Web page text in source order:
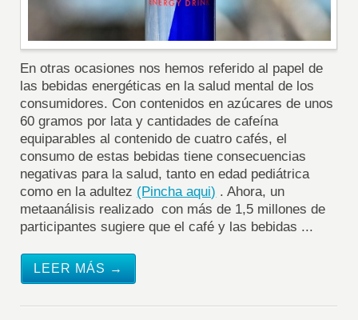
En otras ocasiones nos hemos referido al papel de
las bebidas energéticas en la salud mental de los
consumidores. Con contenidos en azúcares de unos
60 gramos por lata y cantidades de cafeína
equiparables al contenido de cuatro cafés, el
consumo de estas bebidas tiene consecuencias
negativas para la salud, tanto en edad pediátrica
como en la adultez (Pincha aqui) . Ahora, un
metaanálisis realizado con más de 1,5 millones de
participantes sugiere que el café y las bebidas ...
LEER MÁS →